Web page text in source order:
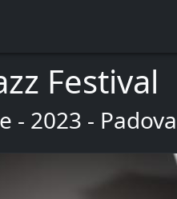
Festival
- 2023 - Padova